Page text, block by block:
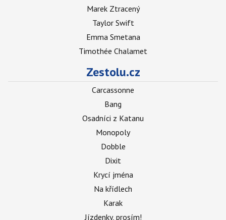
Marek Ztracený
Taylor Swift
Emma Smetana
Timothée Chalamet
Zestolu.cz
Carcassonne
Bang
Osadníci z Katanu
Monopoly
Dobble
Dixit
Krycí jména
Na křídlech
Karak
Jízdenky, prosím!